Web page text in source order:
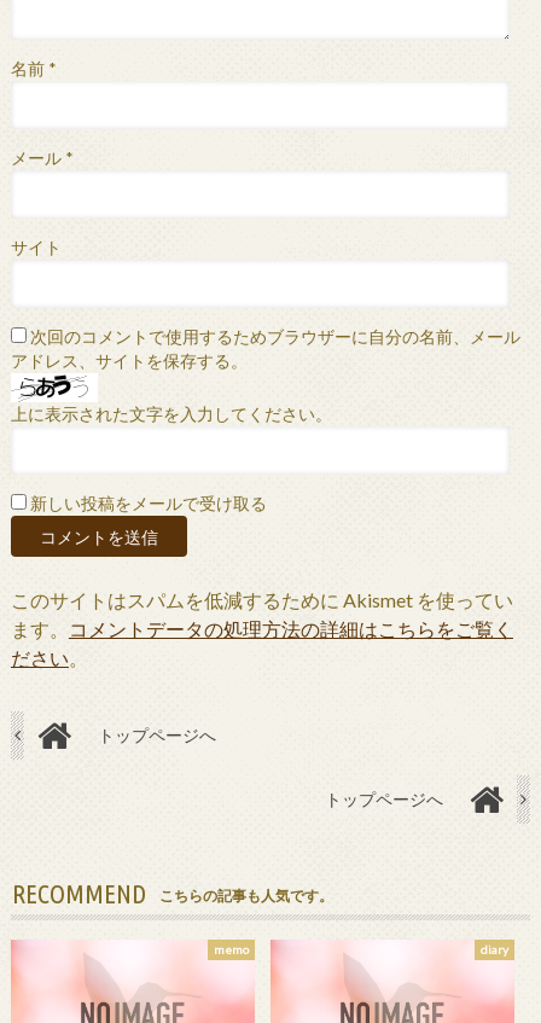
名前 *
メール *
サイト
次回のコメントで使用するためブラウザーに自分の名前、メール
アドレス、サイトを保存する。
上に表示された文字を入力してください。
新しい投稿をメールで受け取る
このサイトはスパムを低減するために Akismet を使ってい
ます。
コメントデータの処理方法の詳細はこちらをご覧く
ださい。
トップページへ
トップページへ
RECOMMEND こちらの記事も人気です。
memo diary